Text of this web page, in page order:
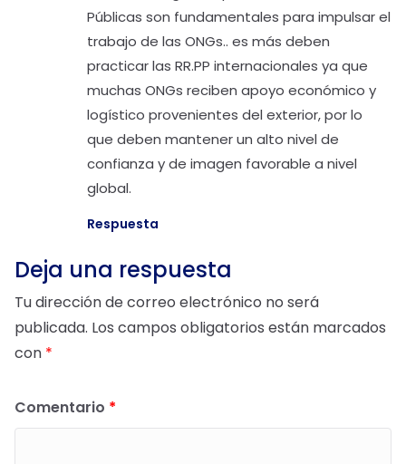
Públicas son fundamentales para impulsar el
trabajo de las ONGs.. es más deben
practicar las RR.PP internacionales ya que
muchas ONGs reciben apoyo económico y
logístico provenientes del exterior, por lo
que deben mantener un alto nivel de
confianza y de imagen favorable a nivel
global.
Respuesta
Deja una respuesta
Tu dirección de correo electrónico no será
publicada. Los campos obligatorios están marcados
con *
Comentario *